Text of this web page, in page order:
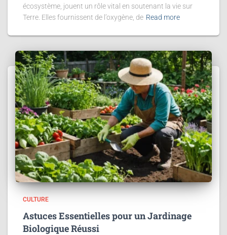
écosystème, jouent un rôle vital en soutenant la vie sur
Terre. Elles fournissent de l’oxygène, de Read more
CULTURE
Astuces Essentielles pour un Jardinage
Biologique Réussi